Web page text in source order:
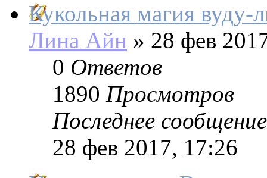
Кукольная магия вуду-
Лина Айн » 28 фев
0 Ответов
1890 Просмотров
Последнее сообщение
28 фев 2017, 17:26